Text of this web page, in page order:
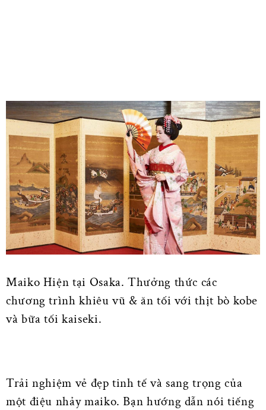
Maiko Hiện tại Osaka. Thưởng thức các
chương trình khiêu vũ & ăn tối với thịt bò kobe
và bữa tối kaiseki.
Trải nghiệm vẻ đẹp tinh tế và sang trọng của
một điệu nhảy maiko. Bạn hướng dẫn nói tiếng